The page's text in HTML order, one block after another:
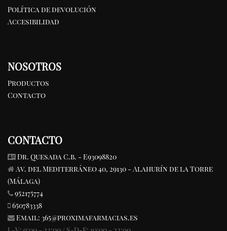
Política de devolución
Accesibilidad
NOSOTROS
Productos
Contacto
CONTACTO
Dr. Quesada C.b. - E93098820
Av. del Mediterráneo 40, 29130 - Alahurín de la Torre
(Málaga)
952175774
650783338
Email: 365@proximafarmacias.es